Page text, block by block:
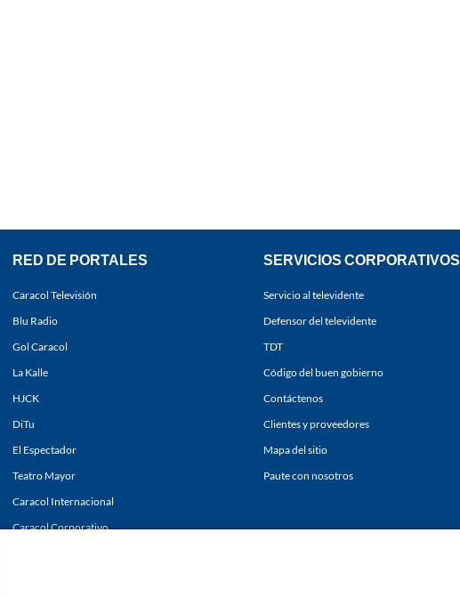
RED DE PORTALES
Caracol Televisión
Blu Radio
Gol Caracol
La Kalle
HJCK
DiTu
El Espectador
Teatro Mayor
Caracol Internacional
Caracol Corporativo
SERVICIOS CORPORATIVOS
Servicio al televidente
Defensor del televidente
TDT
Código del buen gobierno
Contáctenos
Clientes y proveedores
Mapa del sitio
Paute con nosotros